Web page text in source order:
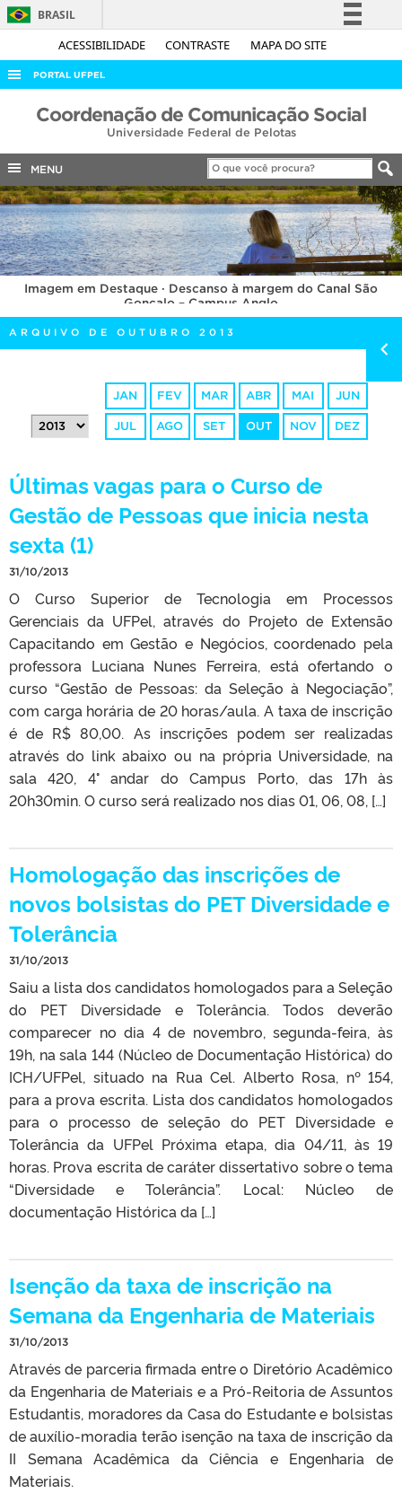
ACESSIBILIDADE CONTRASTE MAPA DO SITE
BRASIL
Simplifique!
Acesso à informação
Legislação
Canais
PORTAL UFPEL
ACESSO À INFORMAÇÃO
COBALTO
CONCURSOS
EDITAIS
INTERNACIONAL
OUVIDORIA
PORTARIAS
TELEFONES
Coordenação de Comunicação Social
Universidade Federal de Pelotas
MENU
Imagem em Destaque · Descanso à margem do Canal São
Gonçalo – Campus Anglo
ARQUIVO DE OUTUBRO 2013
JAN FEV MAR ABR MAI JUN
JUL AGO SET OUT NOV DEZ
Últimas vagas para o Curso de
Gestão de Pessoas que inicia nesta
sexta (1)
31/10/2013
O Curso Superior de Tecnologia em Processos
Gerenciais da UFPel, através do Projeto de Extensão
Capacitando em Gestão e Negócios, coordenado pela
professora Luciana Nunes Ferreira, está ofertando o
curso “Gestão de Pessoas: da Seleção à Negociação”,
com carga horária de 20 horas/aula. A taxa de inscrição
é de R$ 80,00. As inscrições podem ser realizadas
através do link abaixo ou na própria Universidade, na
sala 420, 4° andar do Campus Porto, das 17h às
20h30min. O curso será realizado nos dias 01, 06, 08, […]
Homologação das inscrições de
novos bolsistas do PET Diversidade e
Tolerância
31/10/2013
Saiu a lista dos candidatos homologados para a Seleção
do PET Diversidade e Tolerância. Todos deverão
comparecer no dia 4 de novembro, segunda-feira, às
19h, na sala 144 (Núcleo de Documentação Histórica) do
ICH/UFPel, situado na Rua Cel. Alberto Rosa, nº 154,
para a prova escrita. Lista dos candidatos homologados
para o processo de seleção do PET Diversidade e
Tolerância da UFPel Próxima etapa, dia 04/11, às 19
horas. Prova escrita de caráter dissertativo sobre o tema
“Diversidade e Tolerância”. Local: Núcleo de
documentação Histórica da […]
Isenção da taxa de inscrição na
Semana da Engenharia de Materiais
31/10/2013
Através de parceria firmada entre o Diretório Acadêmico
da Engenharia de Materiais e a Pró-Reitoria de Assuntos
Estudantis, moradores da Casa do Estudante e bolsistas
de auxílio-moradia terão isenção na taxa de inscrição da
II Semana Acadêmica da Ciência e Engenharia de
Materiais.